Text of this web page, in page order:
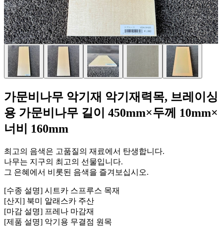
가문비나무 악기재 악기재력목, 브레이싱
용 가문비나무 길이 450mm×두께 10mm×
너비 160mm
최고의 음색은 고품질의 재료에서 탄생합니다.
나무는 지구의 최고의 선물입니다.
그 은혜에서 비롯된 음색을 즐겨보십시오.
[수종 설명] 시트카 스프루스 목재
[산지] 북미 알래스카 주산
[마감 설명] 프레나 마감재
[제품 설명] 악기용 무결점 원목